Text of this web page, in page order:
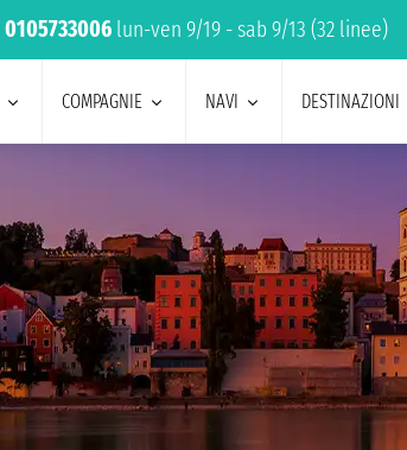
0105733006 lun-ven 9/19 - sab 9/13 (32 linee)
COMPAGNIE NAVI DESTINAZIONI